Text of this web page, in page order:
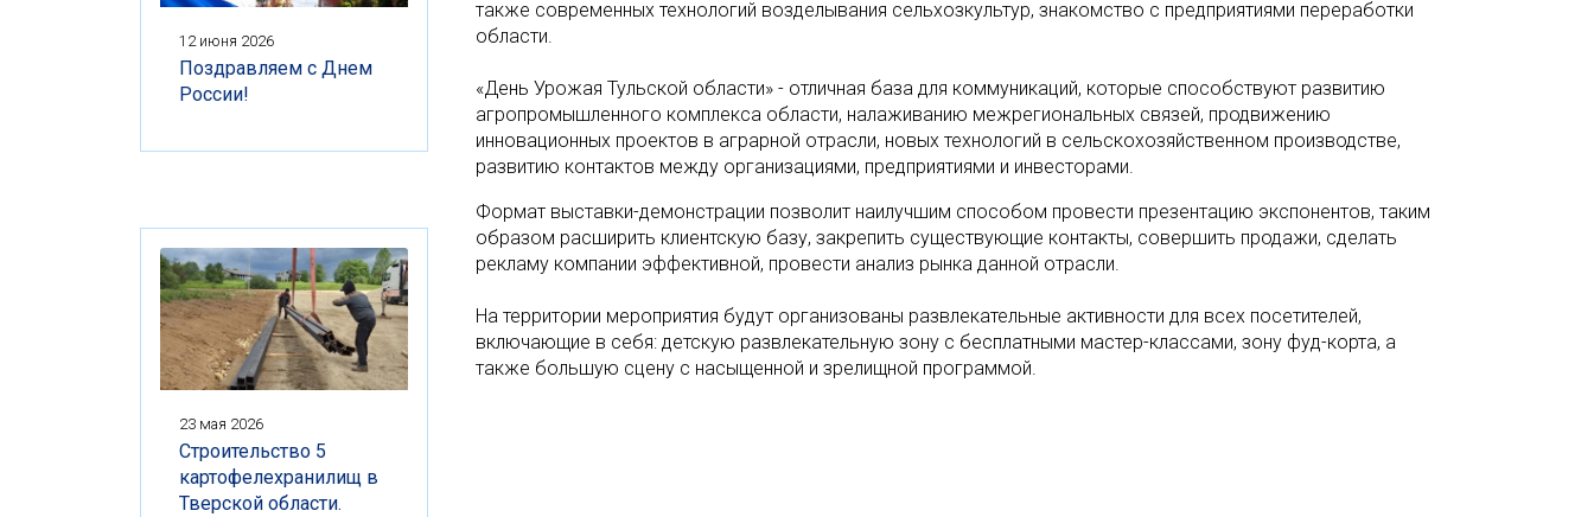
также современных технологий возделывания сельхозкультур, знакомство с предприятиями переработки
области.
«День Урожая Тульской области» - отличная база для коммуникаций, которые способствуют развитию
агропромышленного комплекса области, налаживанию межрегиональных связей, продвижению
инновационных проектов в аграрной отрасли, новых технологий в сельскохозяйственном производстве,
развитию контактов между организациями, предприятиями и инвесторами.
Формат выставки-демонстрации позволит наилучшим способом провести презентацию экспонентов, таким
образом расширить клиентскую базу, закрепить существующие контакты, совершить продажи, сделать
рекламу компании эффективной, провести анализ рынка данной отрасли.
На территории мероприятия будут организованы развлекательные активности для всех посетителей,
включающие в себя: детскую развлекательную зону с бесплатными мастер-классами, зону фуд-корта, а
также большую сцену с насыщенной и зрелищной программой.
12 июня 2026
Поздравляем с Днем
России!
23 мая 2026
Строительство 5
картофелехранилищ в
Тверской области.